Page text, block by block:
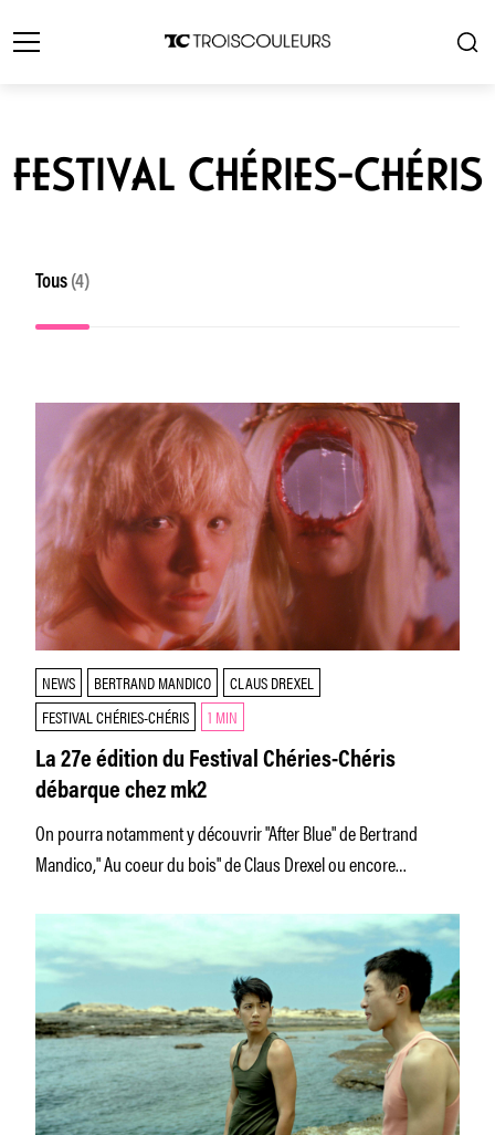
FESTIVAL CHÉRIES-CHÉRIS
Tous (4)
NEWS BERTRAND MANDICO
CLAUS DREXEL
FESTIVAL CHÉRIES-CHÉRIS
1 MIN
La 27e édition du Festival Chéries-Chéris
débarque chez mk2
On pourra notamment y découvrir "After Blue" de Bertrand
Mandico," Au coeur du bois" de Claus Drexel ou encore